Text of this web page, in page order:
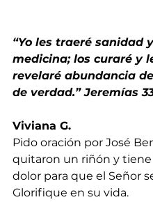
“Yo les traeré sanidad
medicina; los curaré y
revelaré abundancia
de verdad.” Jeremías
Viviana G.
Pido oración por José
quitaron un riñón y
dolor para que el Señor
Glorifique en su vida.